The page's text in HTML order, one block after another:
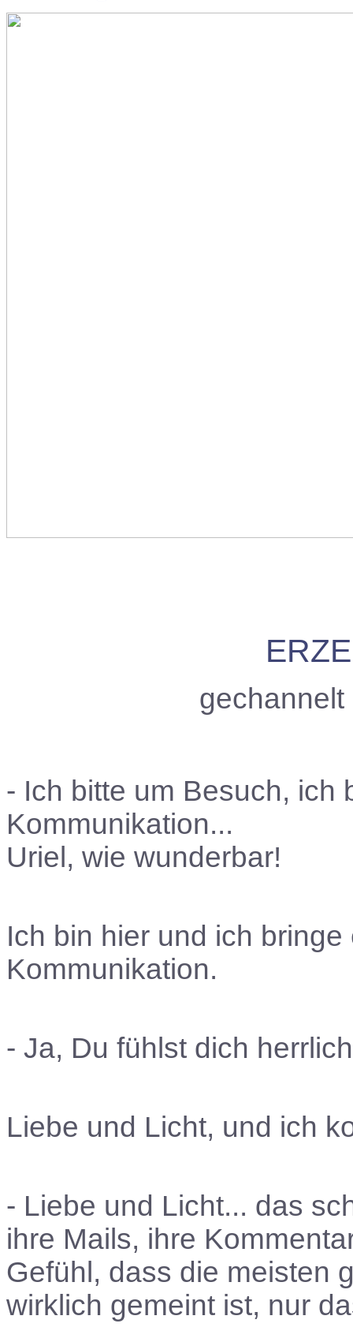
gechannelt
- Ich bitte um Besuch, ich
Kommunikation...
Uriel, wie wunderbar!
Ich bin hier und ich
Kommunikation.
- Ja, Du fühlst dich
Liebe und Licht, und ich
- Liebe und Licht... das
ihre Mails, ihre
Gefühl, dass die meisten
wirklich gemeint ist, nur